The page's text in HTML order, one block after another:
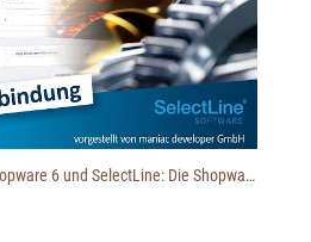
Preisfindung zwischen Shopware 6 und SelectLine: Die Shopware 6 Preisregeln / der Rulebuilder